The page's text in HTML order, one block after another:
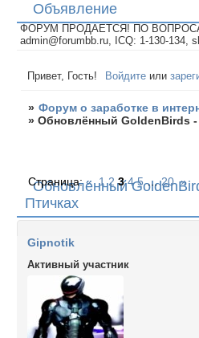
Объявление
ФОРУМ ПРОДАЕТСЯ! ПО
admin@forumbb.ru, ICQ: 1-130-134,
Привет, Гость! Войдите или
» Форум о заработке в
»Обновлённый GoldenBirds -
Обновлённый
Птичках
Страница:« 1 2 3 4 5 … 20 »
Gipnotik
Активный участник